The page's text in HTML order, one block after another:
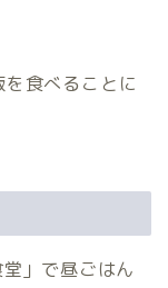
を食べることに
」で昼ごはん